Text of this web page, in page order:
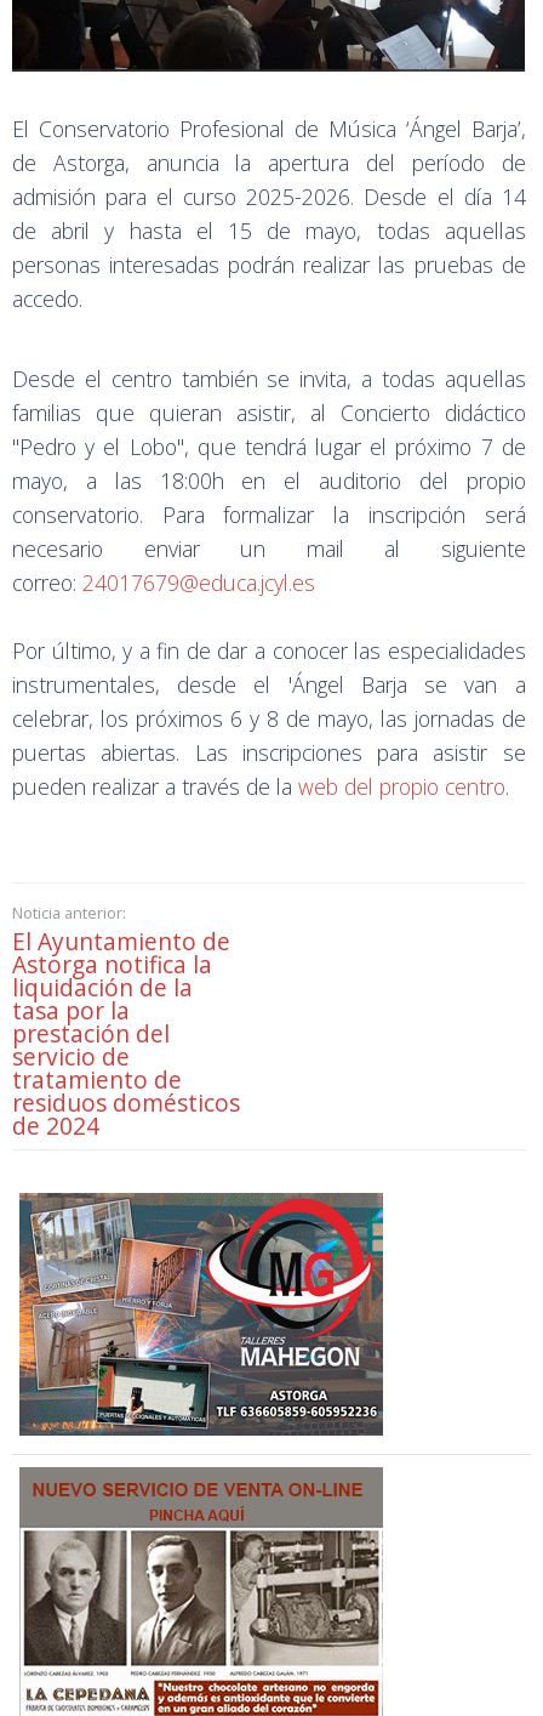
El Conservatorio Profesional de Música ‘Ángel Barja’,
de Astorga, anuncia la apertura del período de
admisión para el curso 2025-2026. Desde el día 14
de abril y hasta el 15 de mayo, todas aquellas
personas interesadas podrán realizar las pruebas de
accedo.
Desde el centro también se invita, a todas aquellas
familias que quieran asistir, al Concierto didáctico
"Pedro y el Lobo", que tendrá lugar el próximo 7 de
mayo, a las 18:00h en el auditorio del propio
conservatorio. Para formalizar la inscripción será
necesario enviar un mail al siguiente
correo: 24017679@educa.jcyl.es
Por último, y a fin de dar a conocer las especialidades
instrumentales, desde el 'Ángel Barja se van a
celebrar, los próximos 6 y 8 de mayo, las jornadas de
puertas abiertas. Las inscripciones para asistir se
pueden realizar a través de la web del propio centro.
Noticia anterior:
El Ayuntamiento de
Astorga notifica la
liquidación de la
tasa por la
prestación del
servicio de
tratamiento de
residuos domésticos
de 2024